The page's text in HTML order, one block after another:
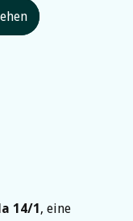
14/1, eine